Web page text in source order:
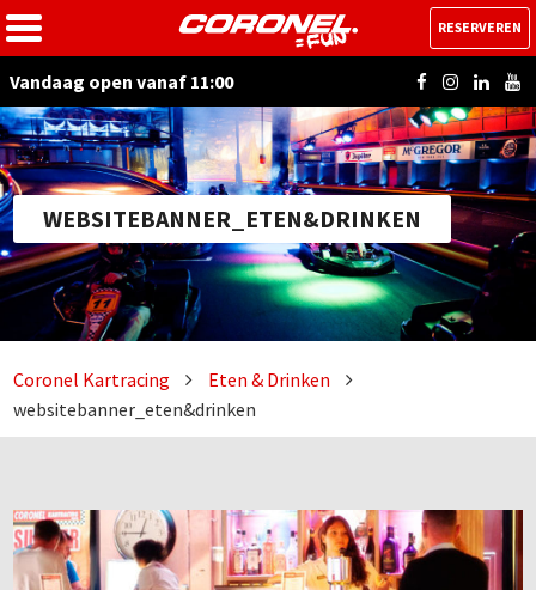
Vandaag open vanaf 11:00
RESERVEREN
WEBSITEBANNER_ETEN&DRINKEN
Coronel Kartracing
Eten & Drinken
websitebanner_eten&drinken